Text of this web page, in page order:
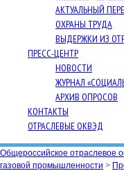
АКТУАЛЬНЫЙ
ОХРАНЫ ТРУДА
ВЫДЕРЖКИ ИЗ
ПРЕСС-ЦЕНТР
НОВОСТИ
ЖУРНАЛ
АРХИВ ОПРОСОВ
КОНТАКТЫ
ОТРАСЛЕВЫЕ ОКВЭД
Общероссийское отраслевое
газовой промышленности >